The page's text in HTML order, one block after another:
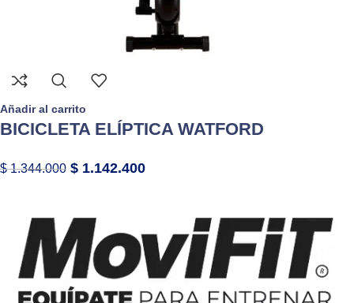
Añadir al carrito
BICICLETA ELÍPTICA WATFORD
$1.344.000 $ 1.142.400